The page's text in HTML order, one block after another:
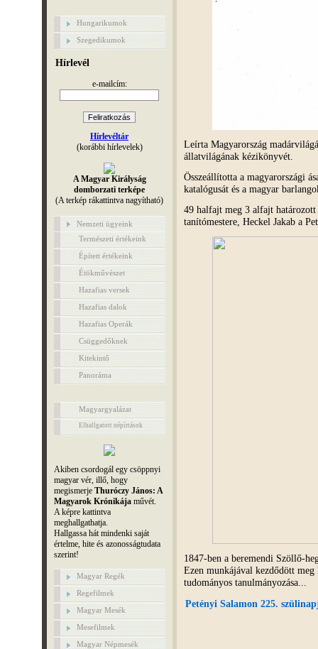
Hungarikumok
Szegedikumok
Hírlevél
e-mailcím:
Hírlevéltár
(korábbi hírlevelek)
A Magyar Királyság
domborzati terképe
(A terkép rákattintva nagyítható)
Nemzeti ügyeink
Természeti értékeink
Épített értékeink
Étökművészet
Hazafias versek
Hazafias dalok
Hazafias Operák
Csüggedőknek
Kitekintő
Panoráma
Magyargyalázat
Elhallgatott népírtások
Akiben csordogál egy csöppnyi
magyar vér, illő, hogy
megismerje Thuróczy János: A
Magyarok Krónikájaművét.
A képre kattintva
meghallgathatja.
Hallgassa hát mindenki saját
értelme, hite és azonosságtudata
szerint!
Magyar Regék
Regefilmek
Magyar Mesék
Mesefilmek
Magyar Népmesék
Leírta Magyarország
állatvilágának kézikönyvét.
Összeállította a magyarországi
katalógusát és a magyar
49 halfajt meg 3 alfajt
tanítómestere, Heckel Jakab a
1847-ben a beremendi Szöllő-
Ezen munkájával kezdődött meg
tudományos tanulmányozása...
Petényi Salamon 225.